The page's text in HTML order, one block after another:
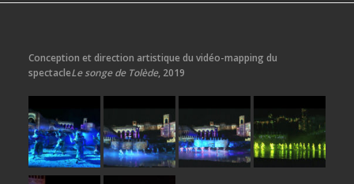
Conception et direction artistique du vidéo-mapping du
spectacleLe songe de Tolède, 2019